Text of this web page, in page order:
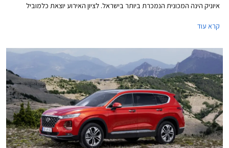
איוניק הינה המכונית הנמכרת ביותר בישראל. לציון האירוע יוצאת כלמוביל
ההטבות כוללות מסלולי טרייד אין במחיר מחירון על דגמים נבחרים, תנאי מימון
קרא עוד